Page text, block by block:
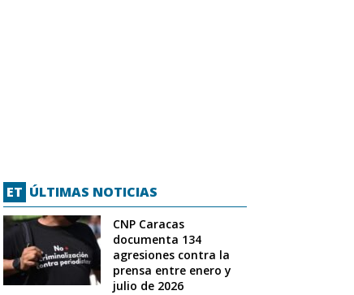
ET ÚLTIMAS NOTICIAS
CNP Caracas
documenta 134
agresiones contra la
prensa entre enero y
julio de 2026